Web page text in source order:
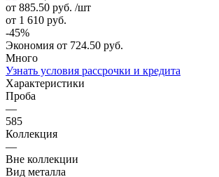
от 885.50 руб. /шт
от 1 610 руб.
-45%
Экономия от 724.50 руб.
Много
Узнать условия рассрочки и кредита
Характеристики
Проба
—
585
Коллекция
—
Вне коллекции
Вид металла